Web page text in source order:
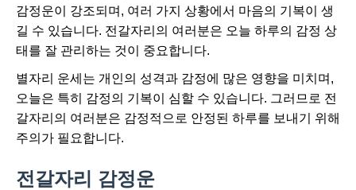
감정운이 강조되며, 여러 가지 상황에서 마음의 기복이 생
길 수 있습니다. 전갈자리의 여러분은 오늘 하루의 감정 상
태를 잘 관리하는 것이 중요합니다.
별자리 운세는 개인의 성격과 감정에 많은 영향을 미치며,
오늘은 특히 감정의 기복이 심할 수 있습니다. 그러므로 전
갈자리의 여러분은 감정적으로 안정된 하루를 보내기 위해
주의가 필요합니다.
전갈자리 감정운